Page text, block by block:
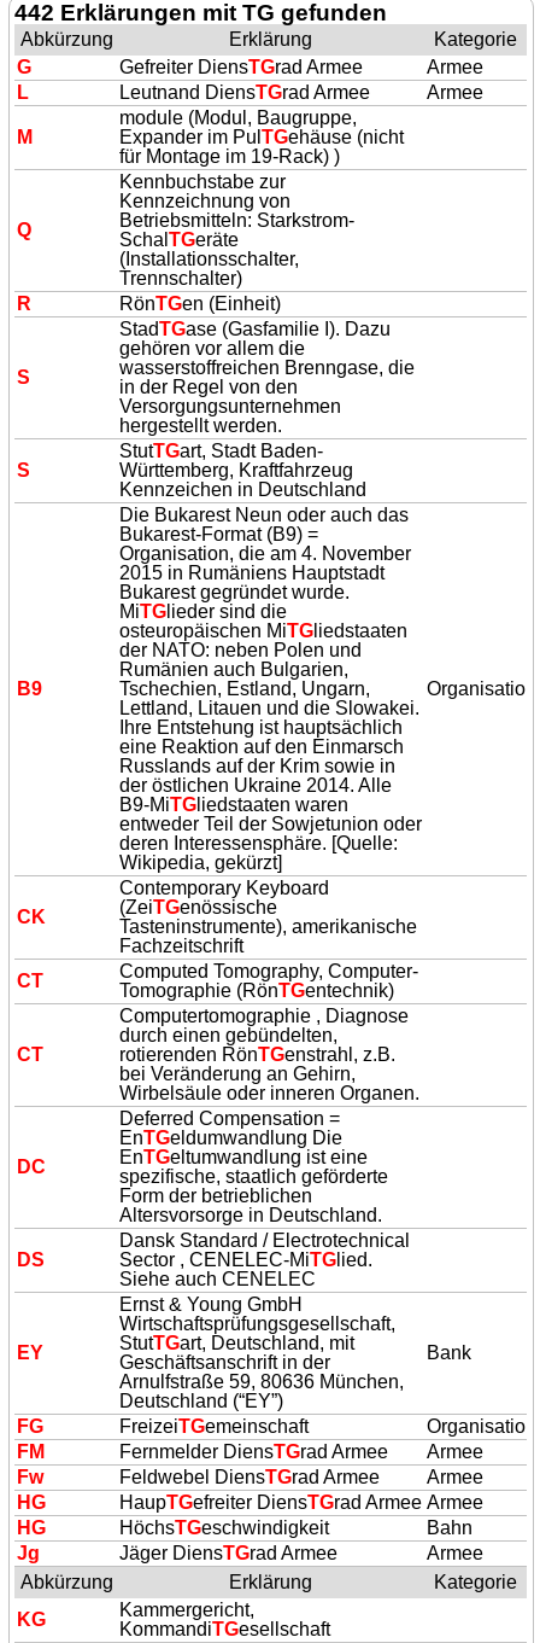
442 Erklärungen mit TG gefunden
Abkürzung Erklärung
Kategorie
G
Gefreiter DiensTGrad Armee
Armee
L
Leutnand DiensTGrad Armee Armee
M
module (Modul, Baugruppe,
Expander im PulTGehäuse (nicht
für Montage im 19-Rack) )
Q
Kennbuchstabe zur
Kennzeichnung von
Betriebsmitteln: Starkstrom-
SchalTGeräte
(Installationsschalter,
Trennschalter)
R
RönTGen (Einheit)
S
StadTGase (Gasfamilie I). Dazu
gehören vor allem die
wasserstoffreichen Brenngase, die
in der Regel von den
Versorgungsunternehmen
hergestellt werden.
S
StutTGart, Stadt Baden-
Württemberg, Kraftfahrzeug
Kennzeichen in Deutschland
B9
Die Bukarest Neun oder auch das
Bukarest-Format (B9) =
Organisation, die am 4. November
2015 in Rumäniens Hauptstadt
Bukarest gegründet wurde.
MiTG lieder sind die
osteuropäischen MiTG liedstaaten
der NATO: neben Polen und
Rumänien auch Bulgarien,
Tschechien, Estland, Ungarn,
Lettland, Litauen und die Slowakei.
Ihre Entstehung ist hauptsächlich
eine Reaktion auf den Einmarsch
Russlands auf der Krim sowie in
der östlichen Ukraine 2014. Alle
B9-MiTG liedstaaten waren
entweder Teil der Sowjetunion oder
deren Interessensphäre. [Quelle:
Wikipedia, gekürzt]
Organisation
CK
Contemporary Keyboard
(ZeiTGenössische
Tasteninstrumente), amerikanische
Fachzeitschrift
CT
Computed Tomography, Computer-
Tomographie (RönTGentechnik)
CT
Computertomographie , Diagnose
durch einen gebündelten,
rotierenden RönTGenstrahl, z.B.
bei Veränderung an Gehirn,
Wirbelsäule oder inneren Organen.
DC
Deferred Compensation =
EnTGeldumwandlung Die
EnTGeltumwandlung ist eine
spezifische, staatlich geförderte
Form der betrieblichen
Altersvorsorge in Deutschland.
DS
Dansk Standard / Electrotechnical
Sector , CENELEC-MiTG lied.
Siehe auch CENELEC
EY
Ernst & Young GmbH
Wirtschaftsprüfungsgesellschaft,
StutTGart, Deutschland, mit
Geschäftsanschrift in der
Arnulfstraße 59, 80636 München,
Deutschland (“EY”)
Bank
FG FreizeiTGemeinschaft
Organisation
FM
Fernmelder DiensTGrad Armee
Armee
Fw
Feldwebel DiensTGrad Armee
Armee
HG
HaupTGefreiter DiensTGrad Armee Armee
HG
HöchsTGeschwindigkeit
Bahn
Jg
Jäger DiensTGrad Armee
Armee
Abkürzung
Erklärung
Kategorie
KG
Kammergericht,
KommandiTGesellschaft